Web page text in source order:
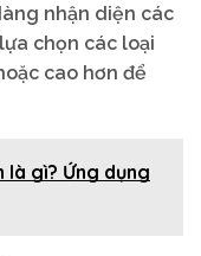
nhận diện các
chọn các loại
cao hơn để
là gì? Ứng dụng